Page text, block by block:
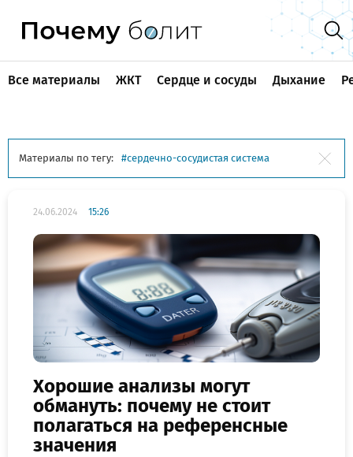
Все материалы ЖКТ Сердце и сосуды Дыхание
Материалы по тегу: сердечно-сосудистая система
24.06.2024 15:26
Хорошие анализы могут
обмануть: почему не стоит
полагаться на референсные
значения